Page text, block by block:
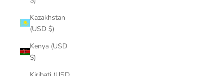
Kazakhstan
(USD $)
Kenya (USD
$)